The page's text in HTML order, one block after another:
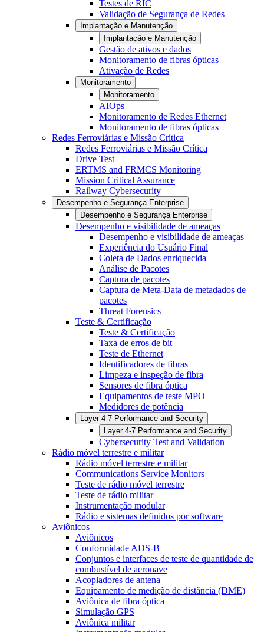
Testes de RIC
Validação de Segurança de Redes
Implantação e Manutenção
Implantação e Manutenção
Gestão de ativos e dados
Monitoramento de fibras ópticas
Ativação de Redes
Monitoramento
Monitoramento
AIOps
Monitoramento de Redes Ethernet
Monitoramento de fibras ópticas
Redes Ferroviárias e Missão Crítica
Redes Ferroviárias e Missão Crítica
Drive Test
ERTMS and FRMCS Monitoring
Mission Critical Assurance
Railway Cybersecurity
Desempenho e Segurança Enterprise
Desempenho e Segurança Enterprise
Desempenho e visibilidade de ameaças
Desempenho e visibilidade de ameaças
Experiência do Usuário Final
Coleta de Dados enriquecida
Análise de Pacotes
Captura de pacotes
Captura de Meta-Data de metadados de
pacotes
Threat Forensics
Teste & Certificação
Teste & Certificação
Taxa de erros de bit
Teste de Ethernet
Identificadores de fibras
Limpeza e inspeção de fibra
Sensores de fibra óptica
Equipamentos de teste MPO
Medidores de potência
Layer 4-7 Performance and Security
Layer 4-7 Performance and Security
Cybersecurity Test and Validation
Rádio móvel terrestre e militar
Rádio móvel terrestre e militar
Communications Service Monitors
Teste de rádio móvel terrestre
Teste de rádio militar
Instrumentação modular
Rádio e sistemas definidos por software
Aviônicos
Aviônicos
Conformidade ADS-B
Conjuntos e interfaces de teste de quantidade de
combustível de aeronave
Acopladores de antena
Equipamento de medição de distância (DME)
Aviônica de fibra óptica
Simulação GPS
Aviônica militar